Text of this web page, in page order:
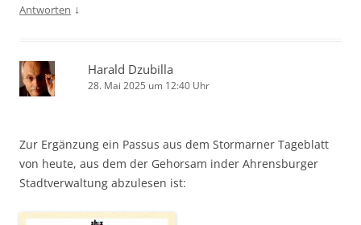
Antworten ↓
Harald Dzubilla
28. Mai 2025 um 12:40 Uhr
Zur Ergänzung ein Passus aus dem Stormarner Tageblatt
von heute, aus dem der Gehorsam inder Ahrensburger
Stadtverwaltung abzulesen ist: